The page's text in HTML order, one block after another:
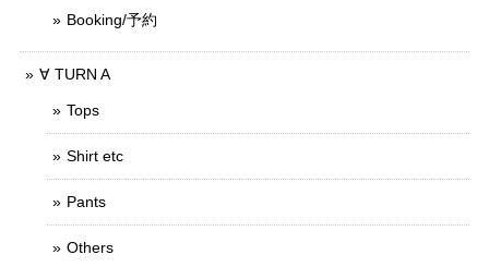
Booking/予約
∀ TURN A
Tops
Shirt etc
Pants
Others